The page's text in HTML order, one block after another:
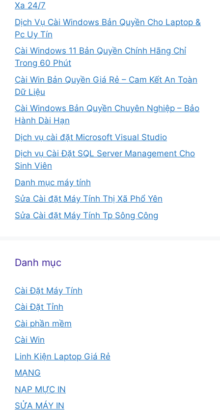
Xa 24/7
Dịch Vụ Cài Windows Bản Quyền Cho Laptop &
Pc Uy Tín
Cài Windows 11 Bản Quyền Chính Hãng Chỉ
Trong 60 Phút
Cài Win Bản Quyền Giá Rẻ – Cam Kết An Toàn
Dữ Liệu
Cài Windows Bản Quyền Chuyên Nghiệp – Bảo
Hành Dài Hạn
Dịch vụ cài đặt Microsoft Visual Studio
Dịch vụ Cài Đặt SQL Server Management Cho
Sinh Viên
Danh mục máy tính
Sửa Cài đặt Máy Tính Thị Xã Phổ Yên
Sửa Cài đặt Máy Tính Tp Sông Công
Danh mục
Cài Đặt Máy Tính
Cài Đặt Tỉnh
Cài phần mềm
Cài Win
Linh Kiện Laptop Giá Rẻ
MẠNG
NẠP MỰC IN
SỬA MÁY IN